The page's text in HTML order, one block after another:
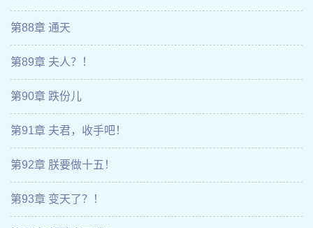
第88章 通天
第89章 夫人？！
第90章 跌份儿
第91章 夫君，收手吧！
第92章 朕要做十五！
第93章 变天了？！